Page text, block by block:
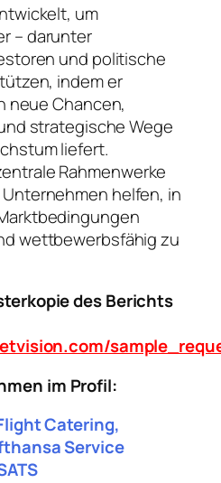
um
– darunter
und politische
indem er
neue Chancen,
strategische Wege
liefert.
Rahmenwerke
helfen, in
wettbewerbsfähig zu
des Berichts
im Profil:
Catering,
Service